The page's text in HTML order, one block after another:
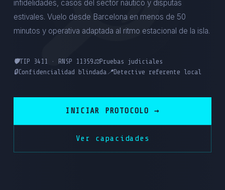
infidelidades, casos del sector náutico y disputas
estivales. Vuelo desde Barcelona en menos de 50
minutos y operativa adaptada al ritmo estacional de la isla.
🛡️TIP 3411 · RNSP 11359⚖️Pruebas judiciales
🔒Confidencialidad blindada 📍Detective referente local
INICIAR PROTOCOLO →
Ver capacidades